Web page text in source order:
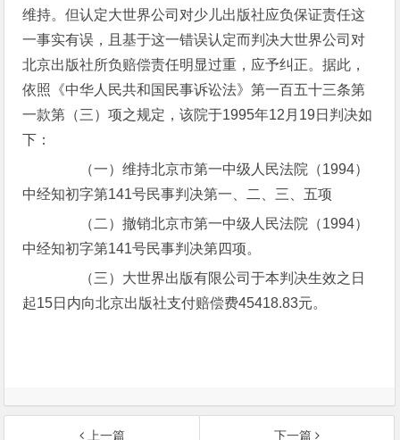
维持。但认定大世界公司对少儿出版社应负保证责任这
一事实有误，且基于这一错误认定而判决大世界公司对
北京出版社所负赔偿责任明显过重，应予纠正。据此，
依照《中华人民共和国民事诉讼法》第一百五十三条第
一款第（三）项之规定，该院于1995年12月19日判决如
下：
（一）维持北京市第一中级人民法院（1994）
中经知初字第141号民事判决第一、二、三、五项
（二）撤销北京市第一中级人民法院（1994）
中经知初字第141号民事判决第四项。
（三）大世界出版有限公司于本判决生效之日
起15日内向北京出版社支付赔偿费45418.83元。
上一篇 下一篇